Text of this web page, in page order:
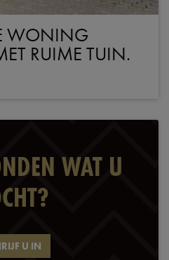
WONING
RUIME TUIN.
WAT U
U IN